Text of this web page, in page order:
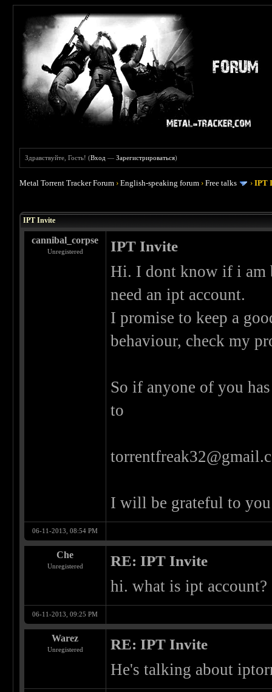
Здравствуйте, Гость! (Вход —Зарегистрироваться)
Metal Torrent Tracker Forum ›English-speaking forum ›Free talks ›IPT
IPT Invite
cannibal_corpse
Unregistered IPT Invite
Hi. I dont know if i am
need an ipt account.
I promise to keep a
behaviour, check my
So if anyone of you
to
I will be grateful to
06-11-2013, 08:54 PM
Che
Unregistered RE: IPT Invite
hi. what is ipt account?
06-11-2013, 09:25 PM
Warez
Unregistered RE: IPT Invite
He's talking about